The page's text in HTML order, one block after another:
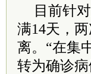
目前针
满14天，
离。“在集
转为确诊